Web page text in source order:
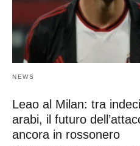
NEWS
Leao al Milan: tra
arabi, il futuro
ancora in rossonero